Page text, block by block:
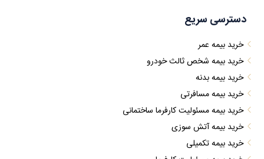
دسترسی سریع
خرید بیمه عمر
خرید بیمه شخص ثالث خودرو
خرید بیمه بدنه
خرید بیمه مسافرتی
خرید بیمه مسئولیت کارفرما ساختمانی
خرید بیمه آتش سوزی
خرید بیمه تکمیلی